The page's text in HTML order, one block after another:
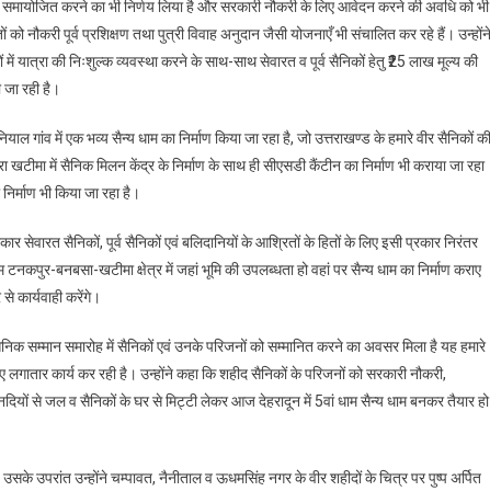
करने का भी निर्णय लिया है और सरकारी नौकरी के लिए आवेदन करने की अवधि को
नौकरी पूर्व प्रशिक्षण तथा पुत्री विवाह अनुदान जैसी योजनाएँ भी संचालित कर रहे हैं। उन्होंने
में यात्रा की निःशुल्क व्यवस्था करने के साथ-साथ सेवारत व पूर्व सैनिकों हेतु ₹25 लाख मूल्य की
रही है।
गांव में एक भव्य सैन्य धाम का निर्माण किया जा रहा है, जो उत्तराखण्ड के हमारे वीर सैनिकों की
खटीमा में सैनिक मिलन केंद्र के निर्माण के साथ ही सीएसडी कैंटीन का निर्माण भी कराया जा रहा
भी किया जा रहा है।
सैनिकों, पूर्व सैनिकों एवं बलिदानियों के आश्रितों के हितों के लिए इसी प्रकार निरंतर
बनबसा-खटीमा क्षेत्र में जहां भूमि की उपलब्धता हो वहां पर सैन्य धाम का निर्माण कराए
कार्यवाही करेंगे।
सम्मान समारोह में सैनिकों एवं उनके परिजनों को सम्मानित करने का अवसर मिला है यह हमारे
कार्य कर रही है। उन्होंने कहा कि शहीद सैनिकों के परिजनों को सरकारी नौकरी,
से जल व सैनिकों के घर से मिट्टी लेकर आज देहरादून में 5वां धाम सैन्य धाम बनकर तैयार हो
उपरांत उन्होंने चम्पावत, नैनीताल व ऊधमसिंह नगर के वीर शहीदों के चित्र पर पुष्प अर्पित